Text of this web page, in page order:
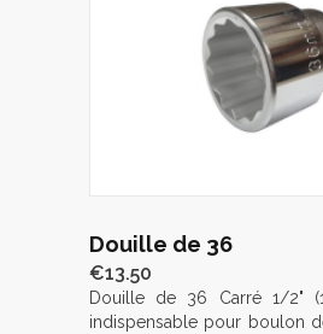
Douille de 36
€13.50
Douille de 36 Carré 1/2"
indispensable pour boulon